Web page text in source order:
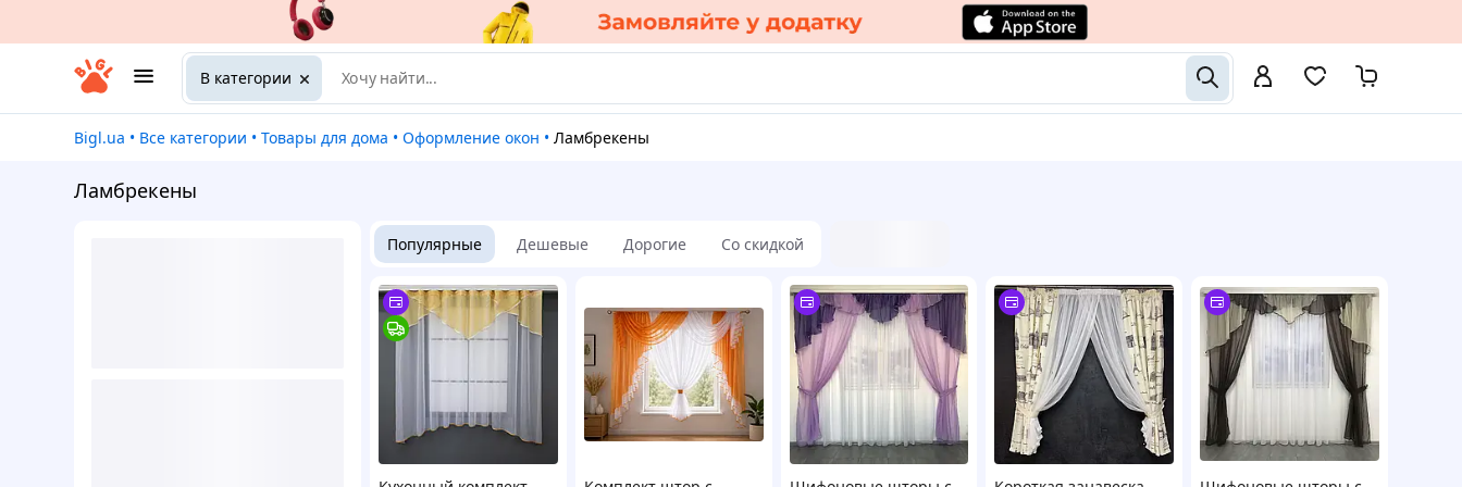
В категории
Bigl.ua • Все категории • Товары для дома • Оформление окон • Ламбрекены
Ламбрекены
Популярные Дешевые Дорогие Со скидкой